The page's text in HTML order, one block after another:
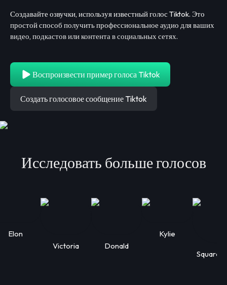
Создавайте озвучки, используя известный голос Tiktok. Это
простой способ получить профессиональное аудио для ваших
видео, подкастов или контента в социальных сетях.
Воспроизвести пример голоса Tiktok
Создать голосовое сообщение Tiktok
Исследовать больше голосов
Elon
Victoria
Donald
Kylie